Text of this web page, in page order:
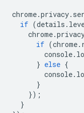
chrome.privacy.
if (details .
chrome.
if (chrome.
console.
} else {
console.
}
});
}